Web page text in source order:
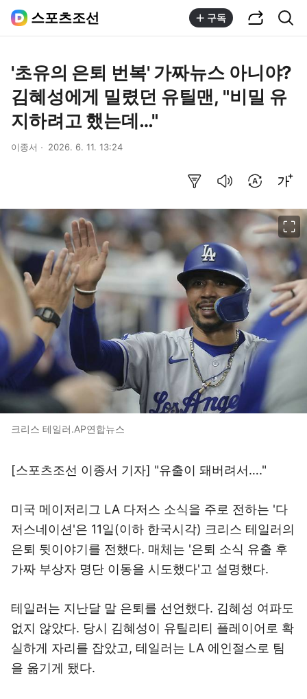
스포츠조선 구독
'초유의 은퇴 번복' 가짜뉴스 아니야?
김혜성에게 밀렸던 유틸맨, "비밀 유
지하려고 했는데…"
이종서 2026. 6. 11. 13:24
크리스 테일러.AP연합뉴스
[스포츠조선 이종서 기자] "유출이 돼버려서…."
미국 메이저리그 LA 다저스 소식을 주로 전하는 '다
저스네이션'은 11일(이하 한국시각) 크리스 테일러의
은퇴 뒷이야기를 전했다. 매체는 '은퇴 소식 유출 후
가짜 부상자 명단 이동을 시도했다'고 설명했다.
테일러는 지난달 말 은퇴를 선언했다. 김혜성 여파도
없지 않았다. 당시 김혜성이 유틸리티 플레이어로 확
실하게 자리를 잡았고, 테일러는 LA 에인절스로 팀
을 옮기게 됐다.